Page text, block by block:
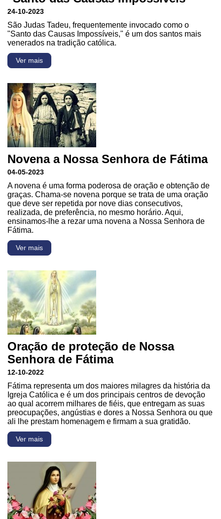
24-10-2023
São Judas Tadeu, frequentemente invocado como o
"Santo das Causas Impossíveis," é um dos santos mais
venerados na tradição católica.
Ver mais
Novena a Nossa Senhora de Fátima
04-05-2023
A novena é uma forma poderosa de oração e obtenção de
graças. Chama-se novena porque se trata de uma oração
que deve ser repetida por nove dias consecutivos,
realizada, de preferência, no mesmo horário. Aqui,
ensinamos-lhe a rezar uma novena a Nossa Senhora de
Fátima.
Ver mais
Oração de proteção de Nossa
Senhora de Fátima
12-10-2022
Fátima representa um dos maiores milagres da história da
Igreja Católica e é um dos principais centros de devoção
ao qual acorrem milhares de fiéis, que entregam as suas
preocupações, angústias e dores a Nossa Senhora ou que
ali lhe prestam homenagem e firmam a sua gratidão.
Ver mais